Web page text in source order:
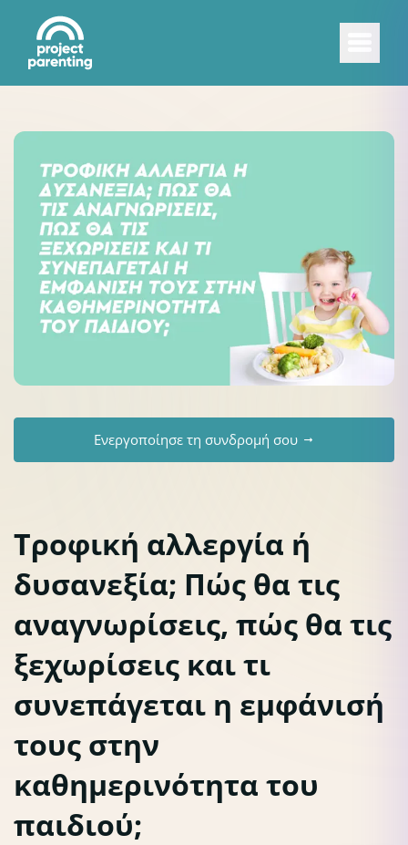
Ενεργοποίησε τη συνδρομή σου
Τροφική αλλεργία ή
δυσανεξία; Πώς θα τις
αναγνωρίσεις, πώς θα τις
ξεχωρίσεις και τι
συνεπάγεται η εμφάνισή
τους στην
καθημερινότητα του
παιδιού;